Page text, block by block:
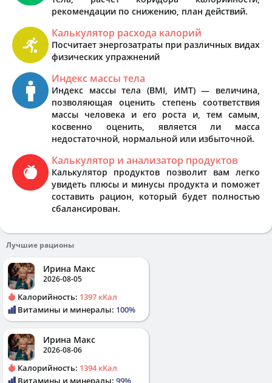
рекомендации по снижению, план действий.
Калькулятор расхода калорий
Посчитает энергозатраты при различных видах
физических упражнений
Индекс массы тела
Индекс массы тела (BMI, ИМТ) — величина,
позволяющая оценить степень соответствия
массы человека и его роста и, тем самым,
косвенно оценить, является ли масса
недостаточной, нормальной или избыточной.
Калькулятор и анализатор продуктов
Калькулятор продуктов позволит вам легко
увидеть плюсы и минусы продукта и поможет
составить рацион, который будет полностью
сбалансирован.
Лучшие рационы
Ирина Макс
2026-08-05
Калорийность: 1397 кКал
Витамины и минералы: 100%
Ирина Макс
2026-08-06
Калорийность: 1394 кКал
Витамины и минералы: 99%